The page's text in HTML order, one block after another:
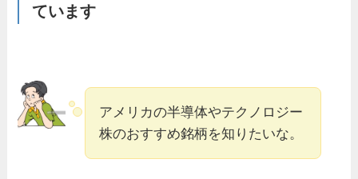
ています
アメリカの半導体やテクノロジー
株のおすすめ銘柄を知りたいな。